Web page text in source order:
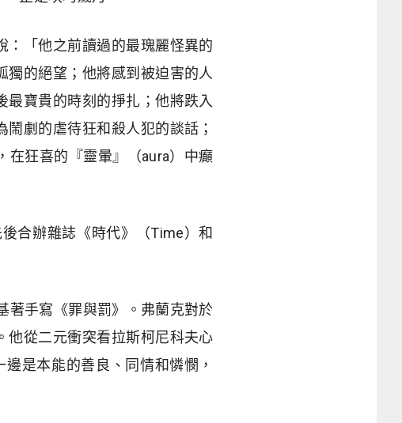
：「他之前讀過的最瑰麗怪異的
獨的絕望；他將感到被迫害的人
最寶貴的時刻的掙扎；他將跌入
劇的虐待狂和殺人犯的談話；
在狂喜的『靈暈』（aura）中癲
合辦雜誌《時代》（Time）和
著手寫《罪與罰》。弗蘭克對於
他從二元衝突看拉斯柯尼科夫心
是本能的善良、同情和憐憫，